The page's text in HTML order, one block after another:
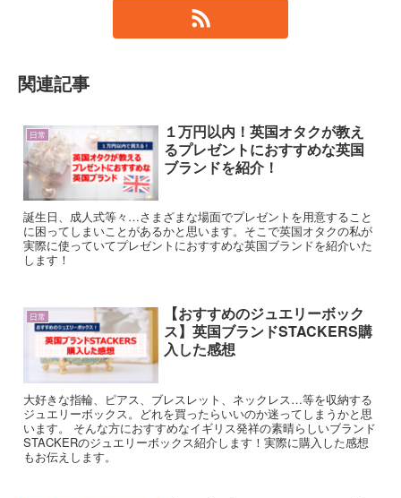
関連記事
日常
１万円以内！英国オタクが教え
るプレゼントにおすすめな英国
ブランドを紹介！
誕生日、成人式等々…さまざまな場面でプレゼントを用意すること
に困ってしまいことがあるかと思います。そこで英国オタクの私が
実際に使っていてプレゼントにおすすめな英国ブランドを紹介いた
します！
日常
【おすすめのジュエリーボック
ス】英国ブランドSTACKERS購
入した感想
大好きな指輪、ピアス、ブレスレット、ネックレス…等を収納する
ジュエリーボックス。どれを買ったらいいのか迷ってしまうかと思
います。 そんな方におすすめなイギリス発祥の素晴らしいブランド
STACKERのジュエリーボックス紹介します！実際に購入した感想
もお伝えします。